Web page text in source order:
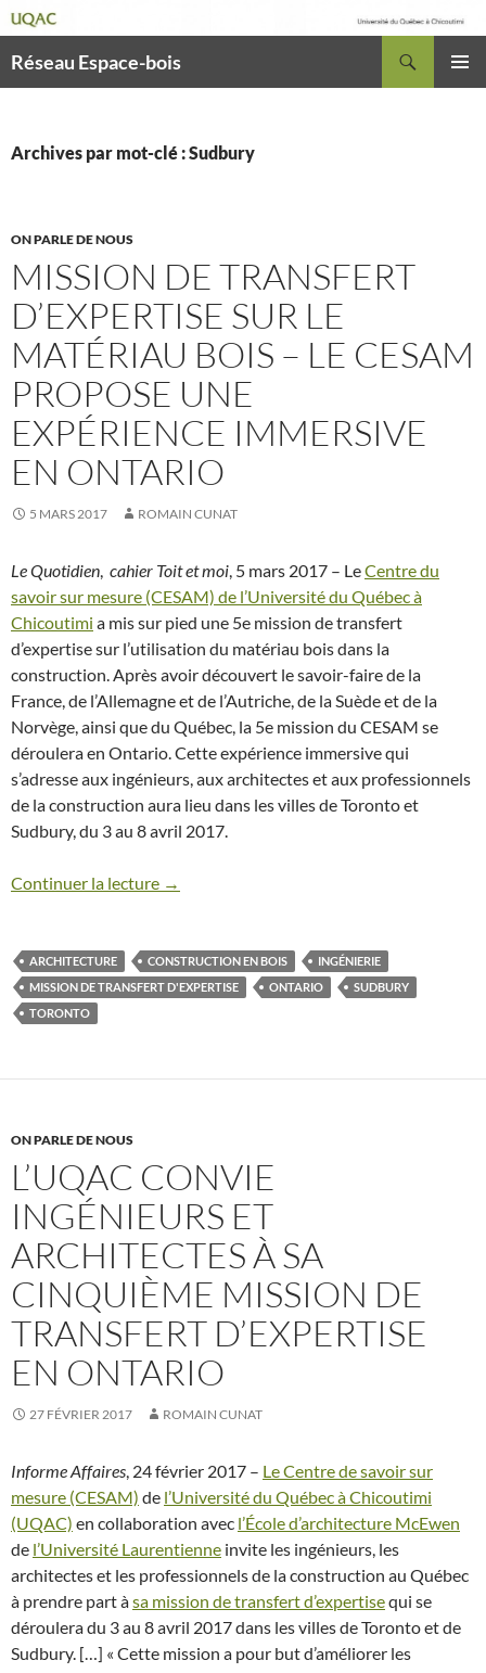
Réseau Espace-bois
Archives par mot-clé : Sudbury
ON PARLE DE NOUS
MISSION DE TRANSFERT
D’EXPERTISE SUR LE
MATÉRIAU BOIS – LE CESAM
PROPOSE UNE
EXPÉRIENCE IMMERSIVE
EN ONTARIO
5 MARS 2017 ROMAIN CUNAT
Le Quotidien cahier Toit et moi , 5 mars 2017 – LeCentre du
savoir sur mesure (CESAM) de l’Université du Québec à
Chicoutimi a mis sur pied une 5e mission de transfert
d’expertise sur l’utilisation du matériau bois dans la
construction. Après avoir découvert le savoir-faire de la
France, de l’Allemagne et de l’Autriche, de la Suède et de la
Norvège, ainsi que du Québec, la 5e mission du CESAM se
déroulera en Ontario. Cette expérience immersive qui
s’adresse aux ingénieurs, aux architectes et aux professionnels
de la construction aura lieu dans les villes de Toronto et
Sudbury, du 3 au 8 avril 2017.
Continuer la lecture →
ARCHITECTURE CONSTRUCTION EN BOIS
INGÉNIERIE
MISSION DE TRANSFERT D'EXPERTISE
ONTARIO
SUDBURY
TORONTO
ON PARLE DE NOUS
L’UQAC CONVIE
INGÉNIEURS ET
ARCHITECTES À SA
CINQUIÈME MISSION DE
TRANSFERT D’EXPERTISE
EN ONTARIO
27 FÉVRIER 2017 ROMAIN CUNAT
Informe Affaires , 24 février 2017 – Le Centre de savoir sur
mesure (CESAM) de l’Université du Québec à Chicoutimi
(UQAC) en collaboration avec l’École d’architecture McEwen
de l’Université Laurentienne invite les ingénieurs, les
architectes et les professionnels de la construction au Québec
à prendre part àsa mission de transfert d’expertisequi se
déroulera du 3 au 8 avril 2017 dans les villes de Toronto et de
Sudbury. […] « Cette mission a pour but d’améliorer les